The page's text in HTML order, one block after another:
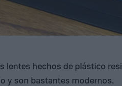
lentes hechos de plástico
y son bastantes modernos.